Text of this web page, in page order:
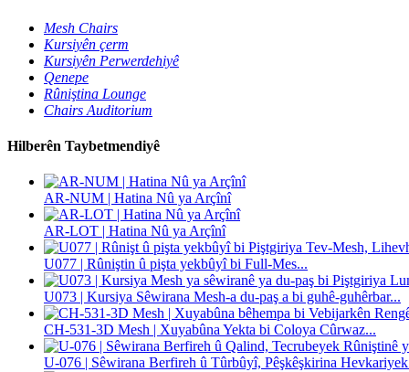
Mesh Chairs
Kursiyên çerm
Kursiyên Perwerdehiyê
Qenepe
Rûniştina Lounge
Chairs Auditorium
Hilberên Taybetmendiyê
AR-NUM | Hatina Nû ya Arçînî
AR-LOT | Hatina Nû ya Arçînî
U077 | Rûniştin û pişta yekbûyî bi Full-Mes...
U073 | Kursiya Sêwirana Mesh-a du-paş a bi guhê-guhêrbar...
CH-531-3D Mesh | Xuyabûna Yekta bi Coloya Cûrwaz...
U-076 | Sêwirana Berfireh û Tûrbûyî, Pêşkêşkirina